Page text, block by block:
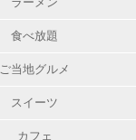
食べ放題
ご当地グルメ
スイーツ
カフェ